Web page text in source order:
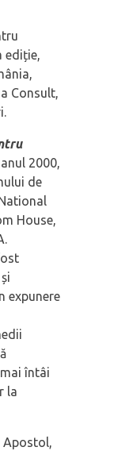
ediție,
Consult,
2000,
de
House,
expunere
întâi
la
Apostol,